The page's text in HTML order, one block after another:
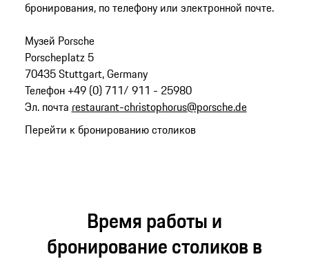
бронирования, по телефону или электронной почте.
Музей Porsche
Porscheplatz 5
70435 Stuttgart, Germany
Телефон +49 (0) 711/ 911 - 25980
Эл. почта restaurant-christophorus@porsche.de
Перейти к бронированию столиков
Время работы и
бронирование столиков в